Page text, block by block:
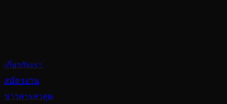
เกี่ยวกับเรา
สมัครงาน
ข่าวสารล่าสุด